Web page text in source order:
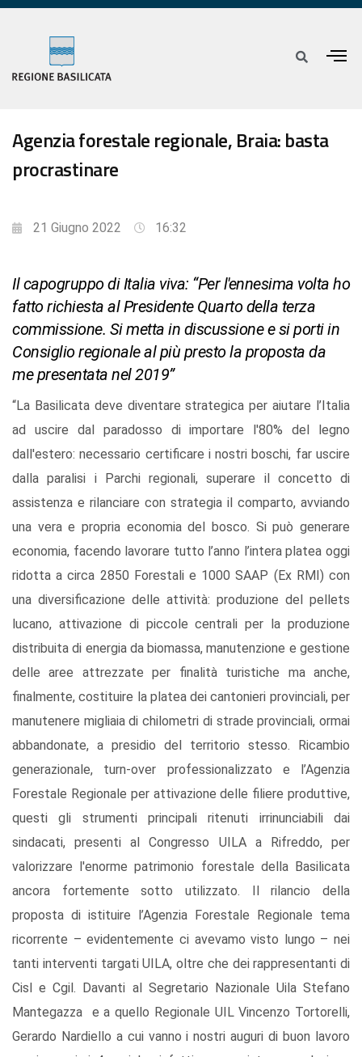
Agenzia forestale regionale, Braia: basta
procrastinare
21 Giugno 2022 16:32
Il capogruppo di Italia viva: “Per l'ennesima volta ho
fatto richiesta al Presidente Quarto della terza
commissione. Si metta in discussione e si porti in
Consiglio regionale al più presto la proposta da
me presentata nel 2019”
“La Basilicata deve diventare strategica per aiutare l’Italia
ad uscire dal paradosso di importare l'80% del legno
dall'estero: necessario certificare i nostri boschi, far uscire
dalla paralisi i Parchi regionali, superare il concetto di
assistenza e rilanciare con strategia il comparto, avviando
una vera e propria economia del bosco. Si può generare
economia, facendo lavorare tutto l’anno l’intera platea oggi
ridotta a circa 2850 Forestali e 1000 SAAP (Ex RMI) con
una diversificazione delle attività: produzione del pellets
lucano, attivazione di piccole centrali per la produzione
distribuita di energia da biomassa, manutenzione e gestione
delle aree attrezzate per finalità turistiche ma anche,
finalmente, costituire la platea dei cantonieri provinciali, per
manutenere migliaia di chilometri di strade provinciali, ormai
abbandonate, a presidio del territorio stesso. Ricambio
generazionale, turn-over professionalizzato e l’Agenzia
Forestale Regionale per attivazione delle filiere produttive,
questi gli strumenti principali ritenuti irrinunciabili dai
sindacati, presenti al Congresso UILA a Rifreddo, per
valorizzare l'enorme patrimonio forestale della Basilicata
ancora fortemente sotto utilizzato. Il rilancio della
proposta di istituire l’Agenzia Forestale Regionale tema
ricorrente – evidentemente ci avevamo visto lungo – nei
tanti interventi targati UILA, oltre che dei rappresentanti di
Cisl e Cgil. Davanti al Segretario Nazionale Uila Stefano
Mantegazza e a quello Regionale UIL Vincenzo Tortorelli,
Gerardo Nardiello a cui vanno i nostri auguri di buon lavoro